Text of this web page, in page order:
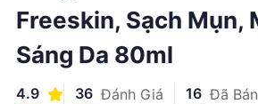
Freeskin, Sạch Mụn,
Sáng Da 80ml
4.9 36 Đánh Giá 16 Đã Bán